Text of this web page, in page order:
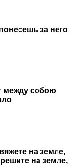
за него
между собою
на земле,
на земле,